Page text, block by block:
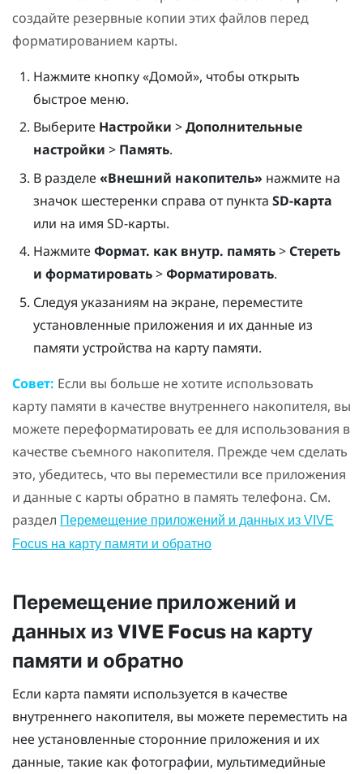
создайте резервные копии этих файлов перед
форматированием карты.
Нажмите кнопку «Домой», чтобы открыть
быстрое меню.
Выберите Настройки >Дополнительные
настройки > Память.
В разделе «Внешний накопитель» нажмите на
значок шестеренки справа от пункта SD-карта
или на имя SD-карты.
Нажмите Формат. как внутр. память>Стереть
и форматировать> Форматировать.
Следуя указаниям на экране, переместите
установленные приложения и их данные из
памяти устройства на карту памяти.
Совет: Если вы больше не хотите использовать
карту памяти в качестве внутреннего накопителя, вы
можете переформатировать ее для использования в
качестве съемного накопителя. Прежде чем сделать
это, убедитесь, что вы переместили все приложения
и данные с карты обратно в память телефона. См.
раздел Перемещение приложений и данных из VIVE
Focus на карту памяти и обратно
Перемещение приложений и
данных из VIVE Focus на карту
памяти и обратно
Если карта памяти используется в качестве
внутреннего накопителя, вы можете переместить на
нее установленные сторонние приложения и их
данные, такие как фотографии, мультимедийные